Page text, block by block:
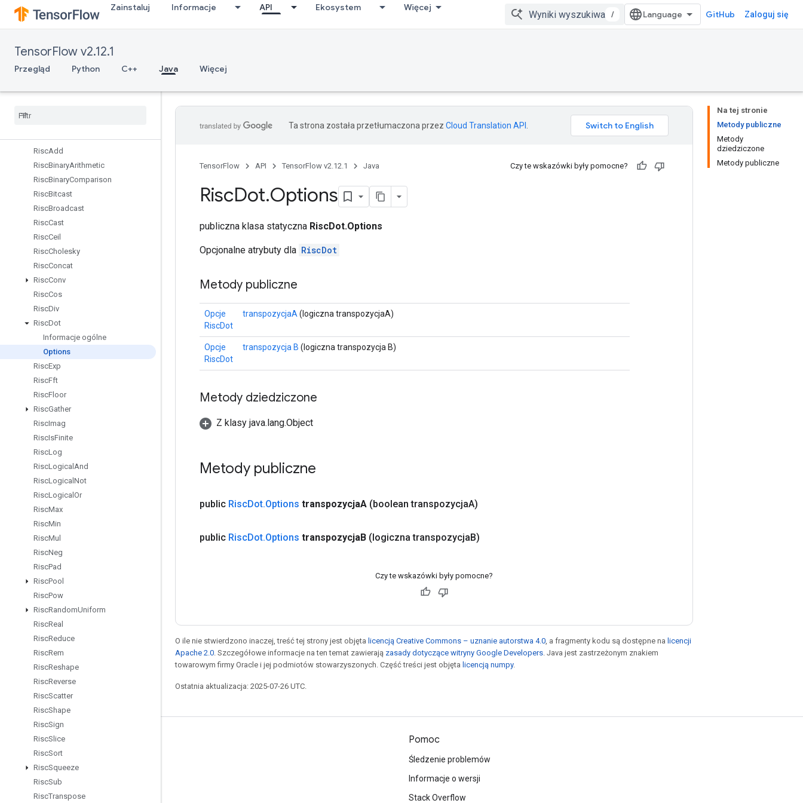
Zainstaluj Informacje API Ekosystem Więcej
/ GitHub Zaloguj się
TensorFlow v2.12.1
Przegląd Python C++ Java Więcej
RetrieveTPUEmbeddingMDLAdagradLightParameters
RetrieveTPUEmbeddingMomentumParameters
RetrieveTPUEmbeddingProximalYogiParameters
RetrieveTPUEmbeddingRMSPropParameters
Reverse
RiscAdd
RiscBinaryArithmetic
RiscBinaryComparison
RiscBitcast
RiscBroadcast
RiscCast
RiscCeil
RiscCholesky
RiscConcat
RiscConv
RiscCos
RiscDiv
RiscDot
Informacje ogólne
Options
RiscExp
RiscFft
RiscFloor
RiscGather
RiscImag
RiscIsFinite
RiscLog
RiscLogical And
RiscLogical Not
RiscLogical Or
RiscMax
RiscMin
RiscMul
RiscNeg
RiscPad
RiscPool
RiscPow
RiscRandomUniform
RiscReal
RiscReduce
RiscRem
RiscReshape
RiscReverse
RiscScatter
RiscShape
RiscSign
RiscSlice
RiscSort
RiscSqueeze
RiscSub
RiscTranspose
Na tej stronie
Metody publiczne
Metody
dziedziczone
Metody publiczne
Ta strona została przetłumaczona przez Cloud Translation API
TensorFlow API TensorFlow v2.12.1 Java Czy te wskazówki były pomocne?
RiscDot.Options
publiczna klasa statyczna RiscDot.Options
Opcjonalne atrybuty dla RiscDot
Metody publiczne
Opcje
RiscDot
transpozycjaA (logiczna transpozycjaA)
Opcje
RiscDot
transpozycja B (logiczna transpozycja B)
Metody dziedziczone
Z klasy java.lang.Object
Metody publiczne
public RiscDot.Options transpozycjaA (boolean transpozycjaA)
public RiscDot.Options transpozycjaB (logiczna transpozycjaB)
Czy te wskazówki były pomocne?
O ile nie stwierdzono inaczej, treść tej strony jest objęta licencją Creative Commons – uznanie autorstwa 4.0 , a fragmenty kodu są dostępne na licencji
Apache 2.0 . Szczegółowe informacje na ten temat zawierają zasady dotyczące witryny Google Developers . Java jest zastrzeżonym znakiem
towarowym firmy Oracle i jej podmiotów stowarzyszonych. Część treści jest objęta licencją numpy.
Ostatnia aktualizacja: 2025-07-26 UTC.
Pozostawaj w kontakcie
Forum
GitHub
Pomoc
Śledzenie problemów
Informacje o wersji
Stack Overflow